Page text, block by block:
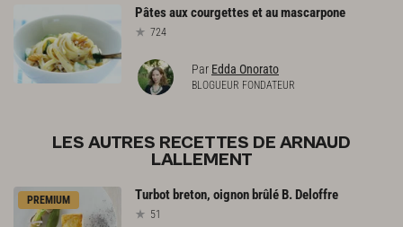
Pâtesauxcourgettesetaumascarpone
724
Par Edda Onorato
BLOGUEUR FONDATEUR
LES AUTRES RECETTES DE ARNAUD
LALLEMENT
PREMIUM Turbot breton, oignon brûlé B. Deloffre
51